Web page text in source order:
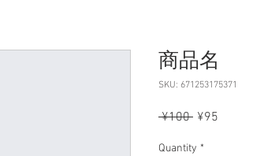
商品名
SKU: 671253175371
¥100 Regular
¥95
Quantity *